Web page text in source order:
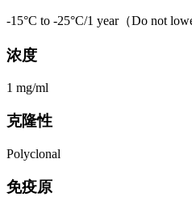
-15°C to -25°C/1 year（Do not
浓度
1 mg/ml
克隆性
Polyclonal
免疫原